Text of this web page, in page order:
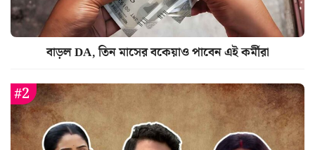
বাড়ল DA, তিন মাসের বকেয়াও পাবেন এই কর্মীরা